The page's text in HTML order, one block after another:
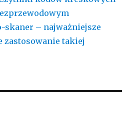
skaner – najważniejsze
zastosowanie takiej